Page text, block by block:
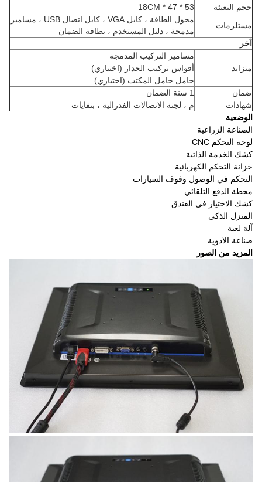
حجم التعبئة
53 * 47 * 18CM
مستلزمات
محول الطاقة ، كابل VGA ، كابل اتصال USB ، مسامير
مدمجة ، دليل المستخدم ، بطاقة الضمان
آخر
متزايد
مسامير التركيب المدمجة
أقواس تركيب الجدار (اختياري)
حامل حامل المكتب (اختياري)
ضمان
1 سنة الضمان
شهادات
م ، لجنة الاتصالات الفدرالية ، بنفايات
الوضعية
الصناعة الزراعية
لوحة التحكم CNC
كشك الخدمة الذاتية
خزانة التحكم الكهربائية
التحكم في الوصول وقوف السيارات
محطة الدفع التلقائي
كشك الاختيار في الفندق
المنزل الذكي
آلة لعبة
صناعة الادوية
المزيد من الصور